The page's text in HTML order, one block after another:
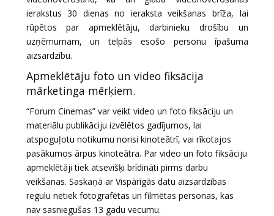
ierakstus 30 dienas no ieraksta veikšanas brīža, lai
rūpētos par apmeklētāju, darbinieku drošību un
uzņēmumam, un telpās esošo personu īpašuma
aizsardzību.
Apmeklētāju foto un video fiksācija
mārketinga mērķiem.
“Forum Cinemas” var veikt video un foto fiksāciju un
materiālu publikāciju izvēlētos gadījumos, lai
atspoguļotu notikumu norisi kinoteātrī, vai rīkotajos
pasākumos ārpus kinoteātra. Par video un foto fiksāciju
apmeklētāji tiek atsevišķi brīdināti pirms darbu
veikšanas. Saskaņā ar Vispārīgās datu aizsardzības
regulu netiek fotografētas un filmētas personas, kas
nav sasniegušas 13 gadu vecumu.